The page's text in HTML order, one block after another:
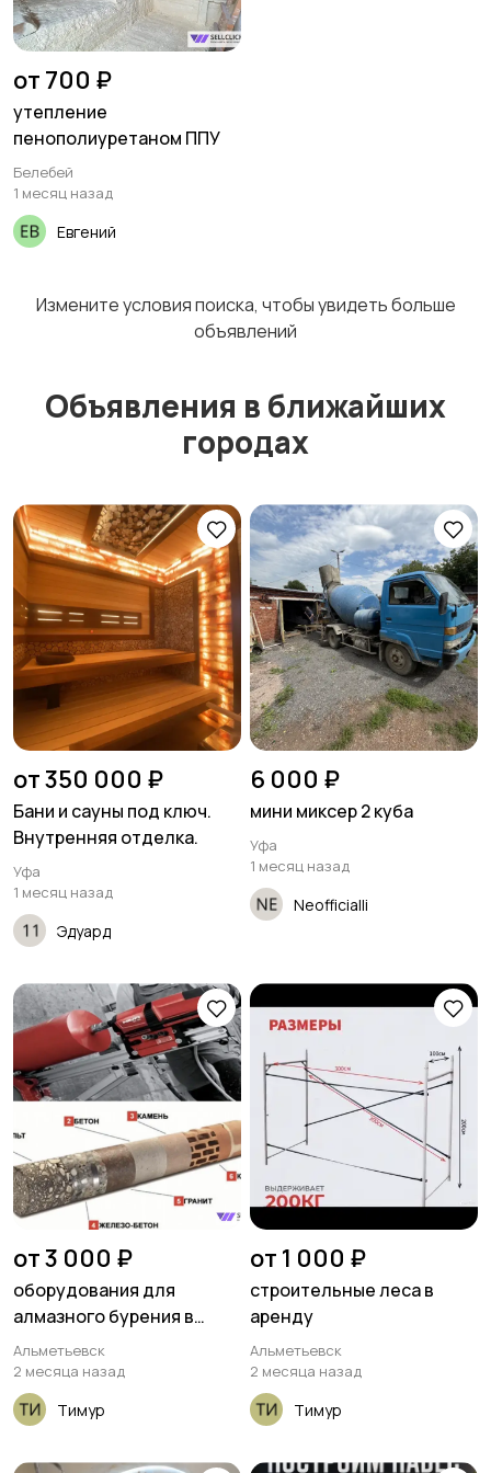
Уборка
Обучение Красота и здоровье
Деловые услуги
Писатели Сценаристы
Организация
праздников
Фото- и видеосъемка
Изготовление на
заказ
Продукты питания
Уход за животными
Другое
от 700 ₽
утепление
пенополиуретаном ППУ
Белебей
1 месяц назад
Евгений
Измените условия поиска, чтобы увидеть больше
объявлений
Объявления в ближайших
городах
от 350 000 ₽
Бани и сауны под ключ.
Внутренняя отделка.
Уфа
1 месяц назад
Эдуард
6 000 ₽
мини миксер 2 куба
Уфа
1 месяц назад
Neofficialli
от 3 000 ₽
оборудования для
алмазного бурения в
аренду
Альметьевск
2 месяца назад
Тимур
от 1 000 ₽
строительные леса в
аренду
Альметьевск
2 месяца назад
Тимур